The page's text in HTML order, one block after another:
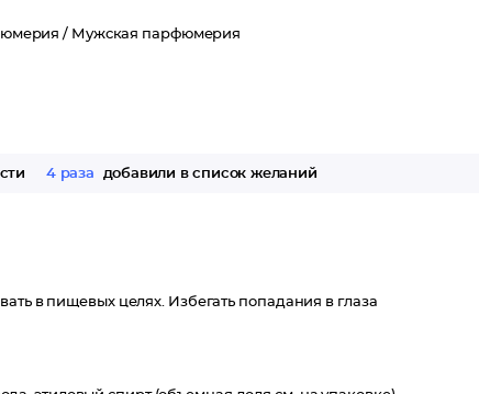
/ Мужская парфюмерия
4 раза добавили в список желаний
в пищевых целях. Избегать попадания в глаза